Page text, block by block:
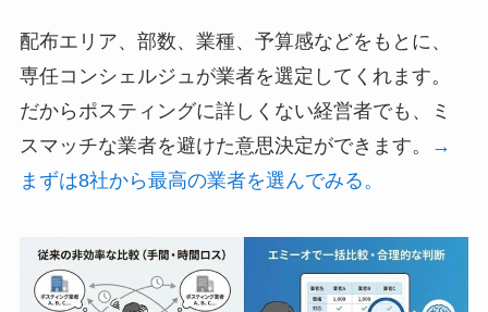
配布エリア、部数、業種、予算感などをもとに、
専任コンシェルジュが業者を選定してくれます。
だからポスティングに詳しくない経営者でも、ミ
スマッチな業者を避けた意思決定ができます。
→
まずは8社から最高の業者を選んでみる。